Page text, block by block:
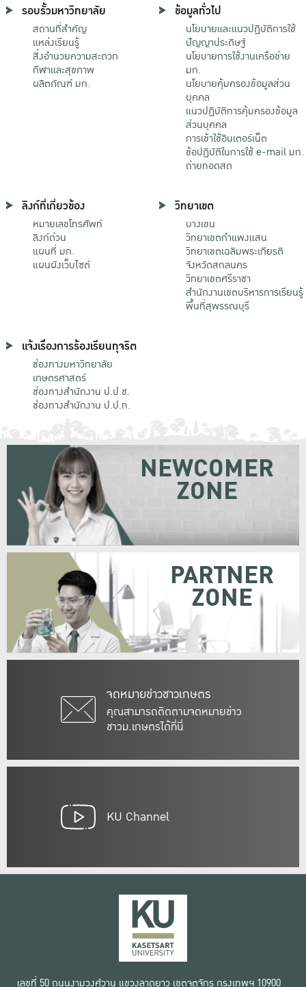
รอบรั้วมหาวิทยาลัย
สถานที่สำคัญ
แหล่งเรียนรู้
สิ่งอำนวยความสะดวก
กีฬาและสุขภาพ
ผลิตภัณฑ์ มก.
ข้อมูลทั่วไป
นโยบายและแนวปฏิบัติการใช้
ปัญญาประดิษฐ์
นโยบายการใช้งานเครือข่าย
มก.
นโยบายคุ้มครองข้อมูลส่วน
บุคคล
แนวปฏิบัติการคุ้มครองข้อมูล
ส่วนบุคคล
การเข้าใช้อินเตอร์เน็ต
ข้อปฏิบัติในการใช้ e-mail มก.
ถ่ายทอดสด
ลิงก์ที่เกี่ยวข้อง
หมายเลขโทรศัพท์
ลิงก์ด่วน
แผนที่ มก.
แผนผังเว็บไซต์
วิทยาเขต
บางเขน
วิทยาเขตกําแพงแสน
วิทยาเขตเฉลิมพระเกียรติ
จังหวัดสกลนคร
วิทยาเขตศรีราชา
สำนักงานเขตบริหารการเรียนรู้
พื้นที่สุพรรณบุรี
แจ้งเรื่องการร้องเรียนทุจริต
ช่องทางมหาวิทยาลัย
เกษตรศาสตร์
ช่องทางสำนักงาน ป.ป.ช.
ช่องทางสำนักงาน ป.ป.ท.
จดหมายข่าวชาวเกษตร
คุณสามารถติดตามจดหมายข่าว
ชาวม.เกษตรได้ที่นี่
NEWCOMER
ZONE
PARTNER
ZONE
KU Channel
เลขที่ 50 ถนนงามวงศ์วาน แขวงลาดยาว เขตจตุจักร กรุงเทพฯ 10900